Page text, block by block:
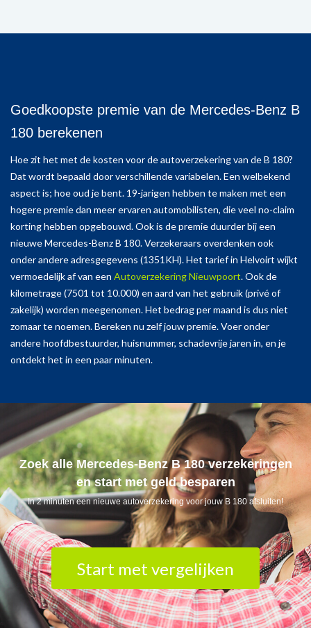
Goedkoopste premie van de Mercedes-Benz B
180 berekenen
Hoe zit het met de kosten voor de autoverzekering van de B 180?
Dat wordt bepaald door verschillende variabelen. Een welbekend
aspect is; hoe oud je bent. 19-jarigen hebben te maken met een
hogere premie dan meer ervaren automobilisten, die veel no-claim
korting hebben opgebouwd. Ook is de premie duurder bij een
nieuwe Mercedes-Benz B 180. Verzekeraars overdenken ook
onder andere adresgegevens (1351KH). Het tarief in Helvoirt wijkt
vermoedelijk af van een Autoverzekering Nieuwpoort. Ook de
kilometrage (7501 tot 10.000) en aard van het gebruik (privé of
zakelijk) worden meegenomen. Het bedrag per maand is dus niet
zomaar te noemen. Bereken nu zelf jouw premie. Voer onder
andere hoofdbestuurder, huisnummer, schadevrije jaren in, en je
ontdekt het in een paar minuten.
Zoek alle Mercedes-Benz B 180 verzekeringen
en start met geld besparen
In 2 minuten een nieuwe autoverzekering voor jouw B 180 afsluiten!
Start met vergelijken